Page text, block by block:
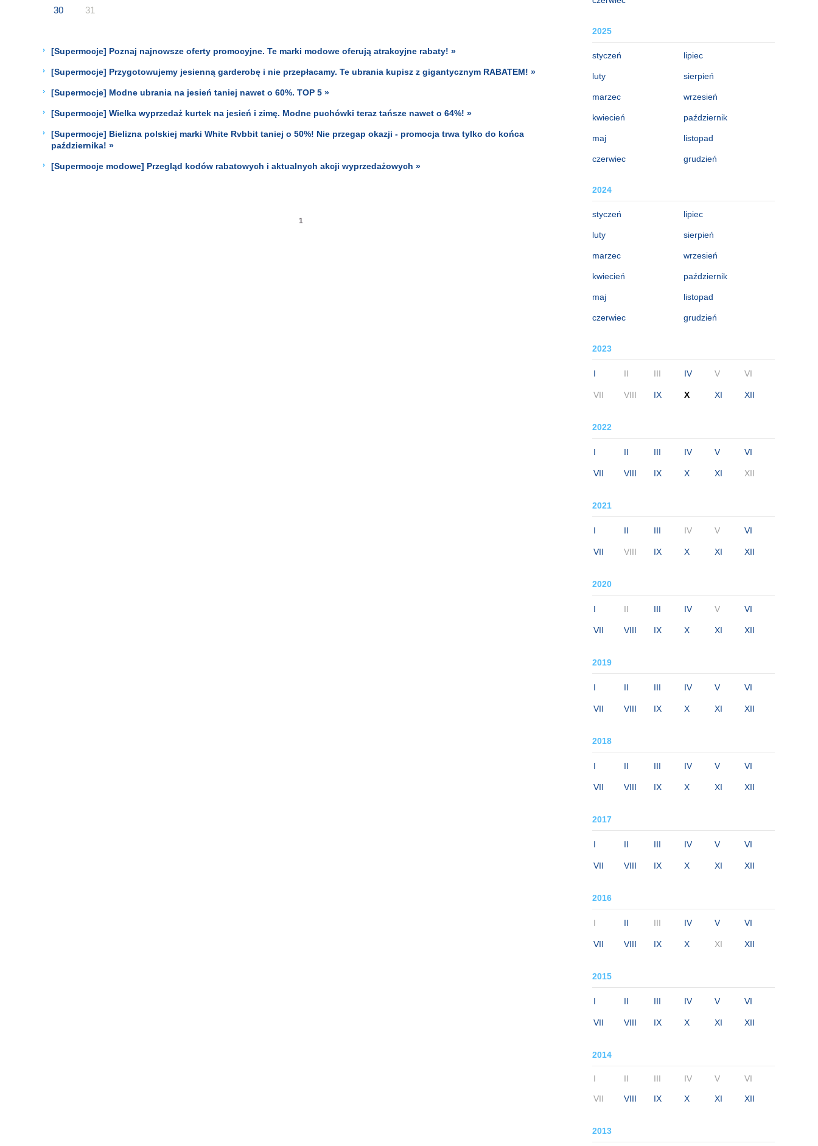
2025
styczeń
luty
marzec
kwiecień
maj
czerwiec
lipiec
sierpień
wrzesień
październik
listopad
grudzień
2024
styczeń
luty
marzec
kwiecień
maj
czerwiec
lipiec
sierpień
wrzesień
październik
listopad
grudzień
2023
I II III IV V VI
VII VIII IX X XI XII
2022
I II III IV V VI
VII VIII IX X XI XII
2021
I II III IV V VI
VII VIII IX X XI XII
2020
I II III IV V VI
VII VIII IX X XI XII
2019
I II III IV V VI
VII VIII IX X XI XII
2018
I II III IV V VI
VII VIII IX X XI XII
2017
I II III IV V VI
VII VIII IX X XI XII
2016
I II III IV V VI
VII VIII IX X XI XII
2015
I II III IV V VI
VII VIII IX X XI XII
2014
I II III IV V VI
VII VIII IX X XI XII
2013
30 31
[Supermocje] Poznaj najnowsze oferty promocyjne. Te marki modowe oferują atrakcyjne rabaty! »
[Supermocje] Przygotowujemy jesienną garderobę i nie przepłacamy. Te ubrania kupisz z gigantycznym RABATEM! »
[Supermocje] Modne ubrania na jesień taniej nawet o 60%. TOP 5 »
[Supermocje] Wielka wyprzedaż kurtek na jesień i zimę. Modne puchówki teraz tańsze nawet o 64%! »
[Supermocje] Bielizna polskiej marki White Rvbbit taniej o 50%! Nie przegap okazji - promocja trwa tylko do końca
października! »
[Supermocje modowe] Przegląd kodów rabatowych i aktualnych akcji wyprzedażowych »
1